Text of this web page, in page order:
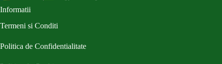
Informatii
Termeni si Conditi
Politica de Confidentialitate